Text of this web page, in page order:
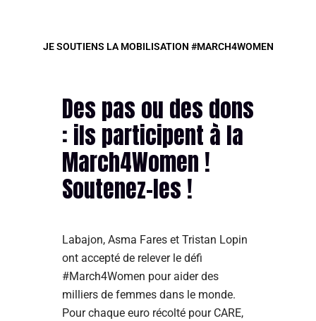
JE SOUTIENS LA MOBILISATION #MARCH4WOMEN
Des pas ou des dons
: ils participent à la
March4Women !
Soutenez-les !
Labajon, Asma Fares et Tristan Lopin
ont accepté de relever le défi
#March4Women pour aider des
milliers de femmes dans le monde.
Pour chaque euro récolté pour CARE,